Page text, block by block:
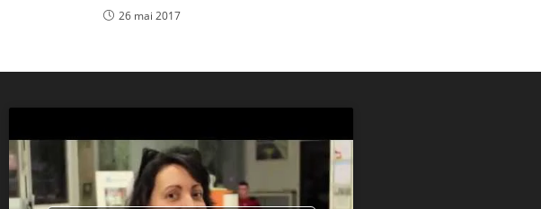
26 mai 2017